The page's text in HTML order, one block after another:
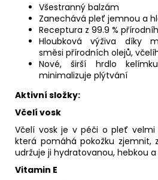
Všestranný balzám
Zanechává pleť jemnou a
Receptura z 99.9 %
Hloubková výživa díky
směsi přírodních olejů,
Nové, širší hrdlo
minimalizuje plýtvání
Aktivní složky:
Včelí vosk
Včelí vosk je v péči o pleť velmi
která pomáhá pokožku zjemnit,
udržuje ji hydratovanou, hebkou a
Vitamin E